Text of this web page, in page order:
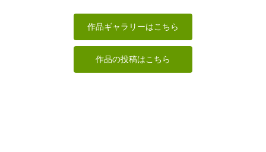
座った猫
とうと
作品ギャラリーはこちら
作品の投稿はこちら